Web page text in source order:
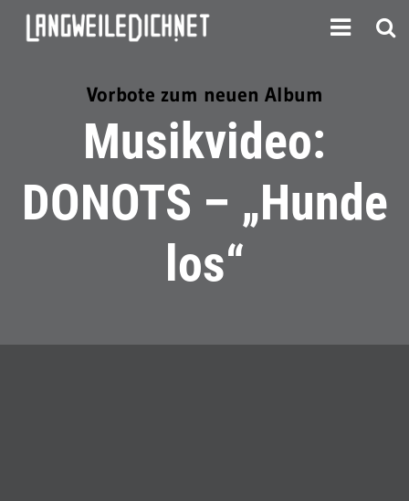
Vorbote zum neuen Album
Musikvideo:
DONOTS – „Hunde
los“